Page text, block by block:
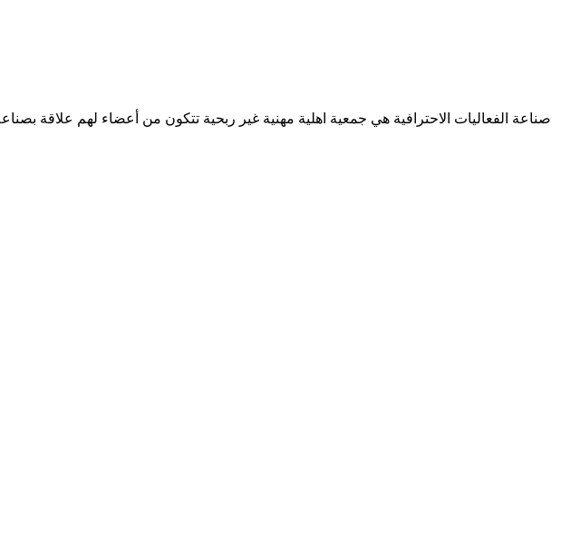
صناعة الفعاليات الاحترافية هي جمعية اهلية مهنية غير ربحية تتكون من أعضاء لهم علاقة